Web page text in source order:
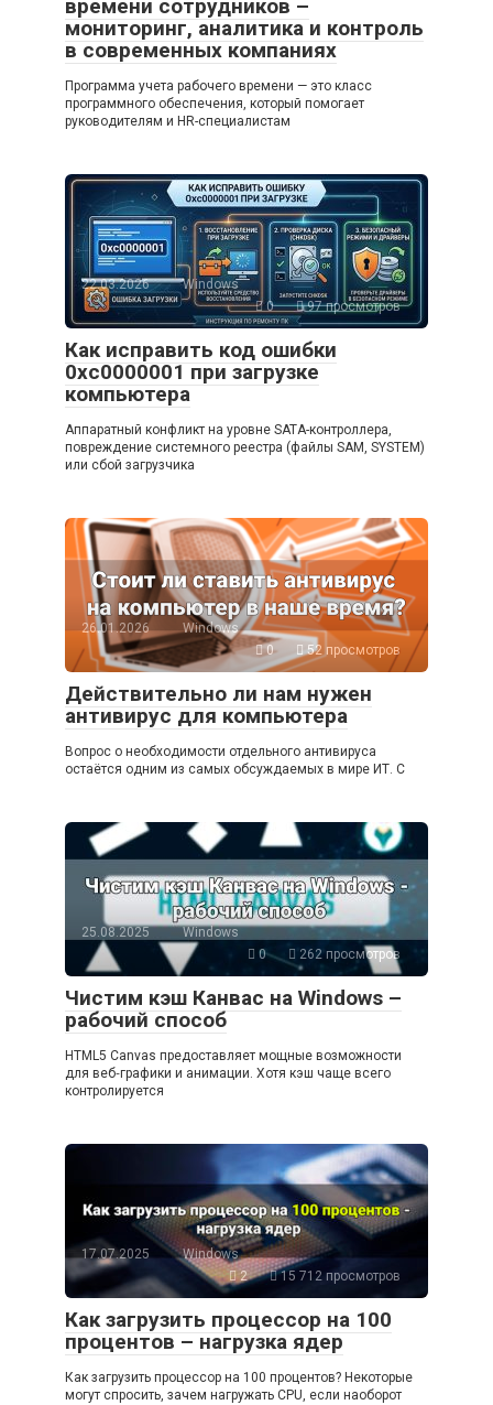
времени сотрудников –
мониторинг, аналитика и контроль
в современных компаниях
Программа учета рабочего времени — это класс
программного обеспечения, который помогает
руководителям и HR-специалистам
22.03.2026
Windows
0
97 просмотров
Как исправить код ошибки
0xc0000001 при загрузке
компьютера
Аппаратный конфликт на уровне SATA-контроллера,
повреждение системного реестра (файлы SAM, SYSTEM)
или сбой загрузчика
26.01.2026
Windows
0
52 просмотров
Действительно ли нам нужен
антивирус для компьютера
Вопрос о необходимости отдельного антивируса
остаётся одним из самых обсуждаемых в мире ИТ. С
25.08.2025
Windows
0
262 просмотров
Чистим кэш Канвас на Windows –
рабочий способ
HTML5 Canvas предоставляет мощные возможности
для веб‑графики и анимации. Хотя кэш чаще всего
контролируется
17.07.2025
Windows
2
15 712 просмотров
Как загрузить процессор на 100
процентов – нагрузка ядер
Как загрузить процессор на 100 процентов? Некоторые
могут спросить, зачем нагружать CPU, если наоборот